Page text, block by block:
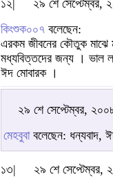
১২|
২৯ শে সেপ্টেম্বর,
কিংশুক০০৭ বলেছেন:
এরকম জীবনের কৌতুক মাঝে
মধ্যবিত্তদের জন্য । ভাল
ঈদ মোবারক ।
২৯ শে সেপ্টেম্বর,
মেহবুবাবলেছেন: ধন্যবাদ,
১৩|
২৯ শে সেপ্টেম্বর,